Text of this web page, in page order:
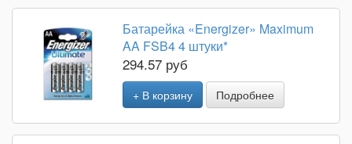
Батарейка «Energizer» Maximum
AA FSB4 4 штуки*
294.57 руб
+ В корзину Подробнее